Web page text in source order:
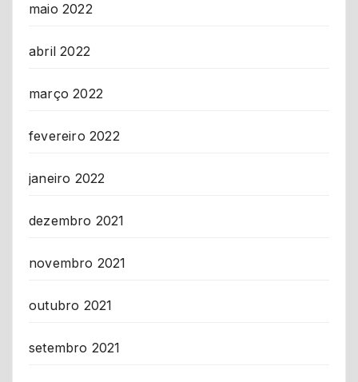
maio 2022
abril 2022
março 2022
fevereiro 2022
janeiro 2022
dezembro 2021
novembro 2021
outubro 2021
setembro 2021